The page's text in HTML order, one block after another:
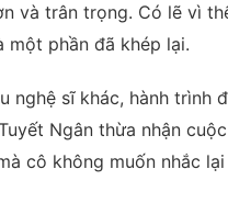
và trân trọng. Có lẽ vì
một phần đã khép lại.
nghệ sĩ khác, hành
Ngân thừa nhận
cô không muốn nhắc lại